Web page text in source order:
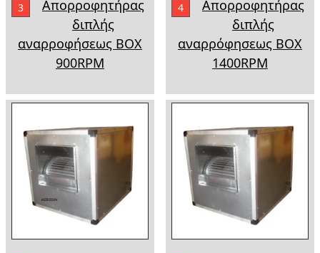
3
Απορροφητήρας
διπλής
αναρροφήσεως ΒΟΧ
900RPM
4
Απορροφητήρας
διπλής
αναρρόφησεως ΒΟΧ
1400RPM